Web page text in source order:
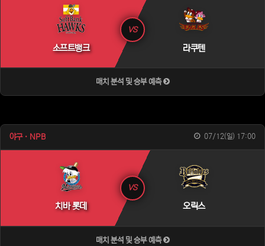
소프트뱅크
VS
라쿠텐
매치 분석 및 승부 예측
야구 · NPB 07/12(일) 17:00
치바 롯데
VS
오릭스
매치 분석 및 승부 예측